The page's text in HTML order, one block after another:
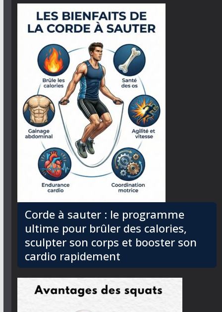
Corde à sauter : le programme
ultime pour brûler des calories,
sculpter son corps et booster son
cardio rapidement